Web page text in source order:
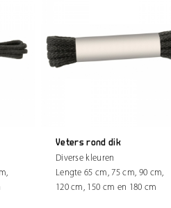
Veters rond dik
Diverse kleuren
Lengte 65 cm, 75 cm, 90 cm,
120 cm, 150 cm en 180 cm